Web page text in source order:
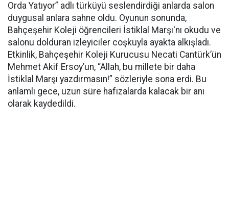
Orda Yatıyor” adlı türküyü seslendirdiği anlarda salon
duygusal anlara sahne oldu. Oyunun sonunda,
Bahçeşehir Koleji öğrencileri İstiklal Marşı'nı okudu ve
salonu dolduran izleyiciler coşkuyla ayakta alkışladı.
Etkinlik, Bahçeşehir Koleji Kurucusu Necati Cantürk’ün
Mehmet Akif Ersoy’un, “Allah, bu millete bir daha
İstiklal Marşı yazdırmasın!” sözleriyle sona erdi. Bu
anlamlı gece, uzun süre hafızalarda kalacak bir anı
olarak kaydedildi.